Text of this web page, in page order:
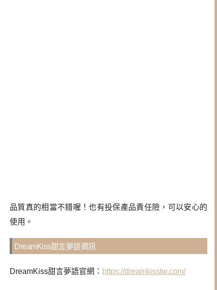
品質真的相當不錯喔！也有投保產品責任險，可以安心的
使用。
DreamKiss甜言夢語資訊
DreamKiss甜言夢語官網： https://dreamkisstw.com/